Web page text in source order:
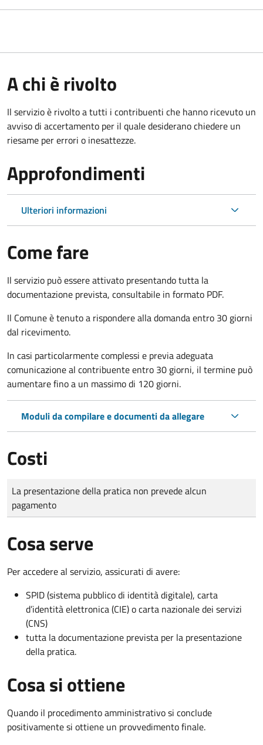
A chi è rivolto
Il servizio è rivolto a tutti i contribuenti che hanno ricevuto un
avviso di accertamento per il quale desiderano chiedere un
riesame per errori o inesattezze.
Approfondimenti
Ulteriori informazioni
Come fare
Il servizio può essere attivato presentando tutta la
documentazione prevista, consultabile in formato PDF.
Il Comune è tenuto a rispondere alla domanda entro 30 giorni
dal ricevimento.
In casi particolarmente complessi e previa adeguata
comunicazione al contribuente entro 30 giorni, il termine può
aumentare fino a un massimo di 120 giorni.
Moduli da compilare e documenti da allegare
Costi
Tipo di pagamento
Importo
La presentazione della pratica non prevede alcun
pagamento
Cosa serve
Per accedere al servizio, assicurati di avere:
SPID (sistema pubblico di identità digitale), carta
d’identità elettronica (CIE) o carta nazionale dei servizi
(CNS)
tutta la documentazione prevista per la presentazione
della pratica.
Cosa si ottiene
Quando il procedimento amministrativo si conclude
positivamente si ottiene un provvedimento finale.